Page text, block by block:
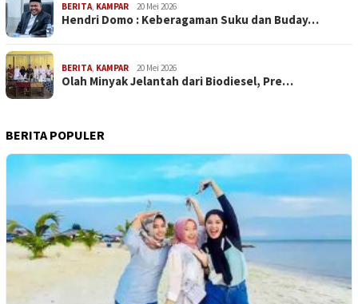
BERITA, KAMPAR 20 Mei 2026
Hendri Domo : Keberagaman Suku dan Buday…
BERITA, KAMPAR 20 Mei 2026
Olah Minyak Jelantah dari Biodiesel, Pre…
BERITA POPULER